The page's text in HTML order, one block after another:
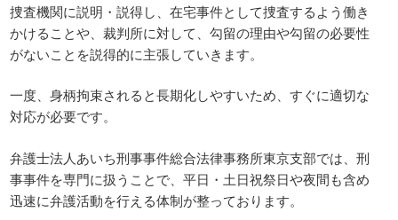
捜査機関に説明・説得し、在宅事件として捜査するよう働き
かけることや、裁判所に対して、勾留の理由や勾留の必要性
がないことを説得的に主張していきます。
一度、身柄拘束されると長期化しやすいため、すぐに適切な
対応が必要です。
弁護士法人あいち刑事事件総合法律事務所東京支部では、刑
事事件を専門に扱うことで、平日・土日祝祭日や夜間も含め
迅速に弁護活動を行える体制が整っております。